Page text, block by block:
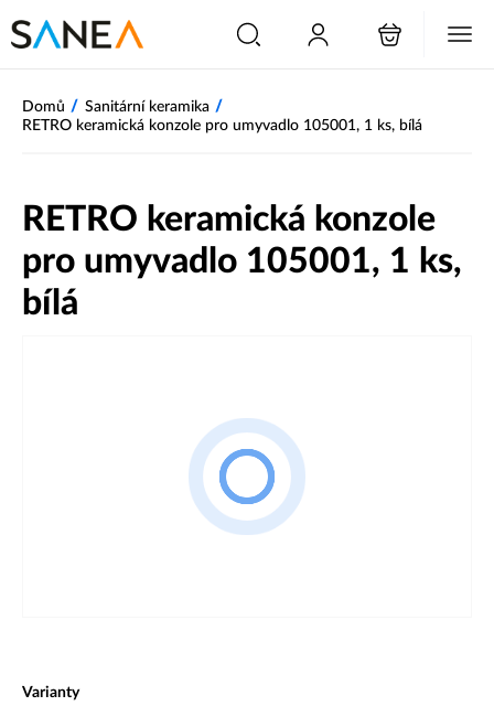
Domů / Sanitární keramika /
RETRO keramická konzole pro umyvadlo 105001, 1 ks, bílá
RETRO keramická konzole
pro umyvadlo 105001, 1 ks,
bílá
Varianty